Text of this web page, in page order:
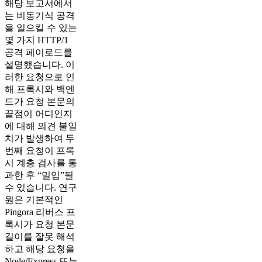
해당 보고서에서
는 비동기식 공격
을 일으킬 수 있는
몇 가지 HTTP/1
공격 페이로드를
설명했습니다. 이
러한 요청으로 인
해 프록시와 백엔
드가 요청 본문의
끝점이 어디인지
에 대해 의견 불일
치가 발생하여 두
번째 요청이 프록
시 계층 검사를 통
과한 후 “밀입”될
수 있습니다. 연구
원은 기본적인
Pingora 리버스 프
록시가 요청 본문
길이를 잘못 해석
하고 해당 요청을